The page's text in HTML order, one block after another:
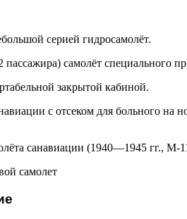
серией гидросамолёт.
самолёт специального
закрытой кабиной.
с отсеком для больного на
санавиации (1940—1945 гг., М-